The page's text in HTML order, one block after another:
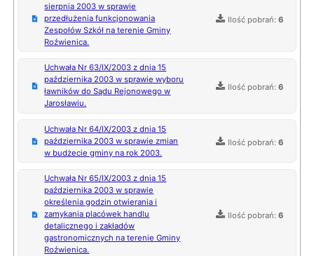
sierpnia 2003 w sprawie
przedłużenia funkcjonowania
Zespołów Szkół na terenie Gminy
Roźwienica.
Ilość pobrań:6
Uchwała Nr 63/IX/2003 z dnia 15
października 2003 w sprawie wyboru
ławników do Sądu Rejonowego w
Jarosławiu.
Ilość pobrań:6
Uchwała Nr 64/IX/2003 z dnia 15
października 2003 w sprawie zmian
w budżecie gminy na rok 2003.
Ilość pobrań:6
Uchwała Nr 65/IX/2003 z dnia 15
października 2003 w sprawie
określenia godzin otwierania i
zamykania placówek handlu
detalicznego i zakładów
gastronomicznych na terenie Gminy
Roźwienica.
Ilość pobrań:6